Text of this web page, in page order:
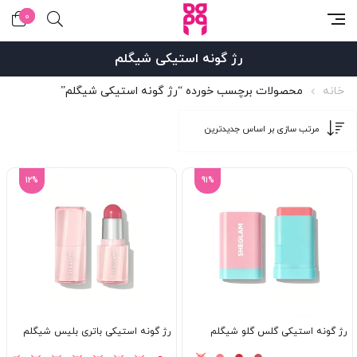
0
رژ گونه استیکی شیگلم
خانه محصولات برچسب خورده “رژ گونه استیکی شیگلم”
91%
رژ گونه استیکی گلس گلو شیگلم
12%
رژ گونه استیکی باتری بلیس شیگلم